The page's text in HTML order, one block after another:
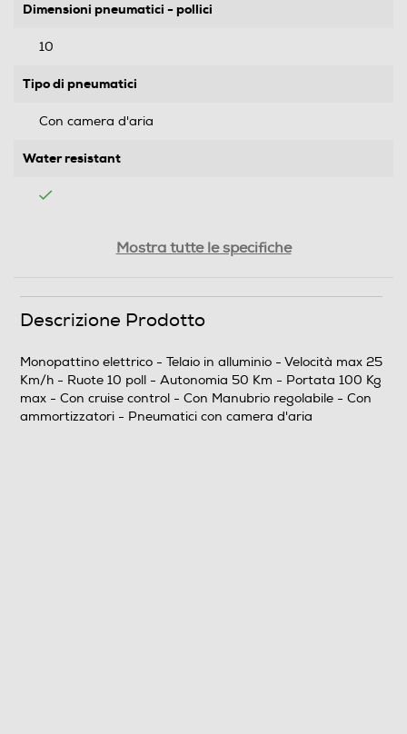
Dimensioni pneumatici - pollici
10
Tipo di pneumatici
Con camera d'aria
Water resistant
25
Autonomia - km
50
Mostra tutte le specifiche
Descrizione Prodotto
Monopattino elettrico - Telaio in alluminio - Velocità max 25
Km/h - Ruote 10 poll - Autonomia 50 Km - Portata 100 Kg
max - Con cruise control - Con Manubrio regolabile - Con
ammortizzatori - Pneumatici con camera d'aria